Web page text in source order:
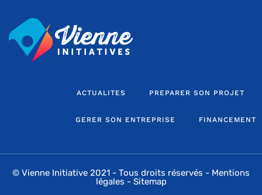
ACTUALITES PREPARER SON PROJET
GERER SON ENTREPRISE FINANCEMENT
© Vienne Initiative 2021 - Tous droits réservés - Mentions
légales - Sitemap